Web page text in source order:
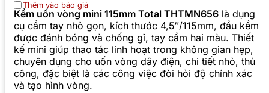
Thêm vào báo giá
Kềm uốn vòng mini 115mm Total THTMN656 là dụng
cụ cầm tay nhỏ gọn, kích thước 4,5″/115mm, đầu kềm
được đánh bóng và chống gỉ, tay cầm hai màu. Thiết
kế mini giúp thao tác linh hoạt trong không gian hẹp,
chuyên dụng cho uốn vòng dây điện, chi tiết nhỏ, thủ
công, đặc biệt là các công việc đòi hỏi độ chính xác
và tạo hình vòng.